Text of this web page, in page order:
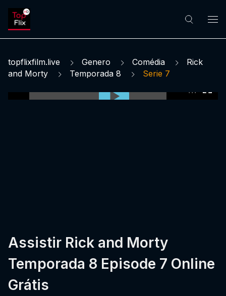
topflixfilm.live Genero Comédia
Rick
and Morty
Temporada 8 Serie 7
Assistir Rick and Morty
Temporada 8 Episode 7 Online
Grátis